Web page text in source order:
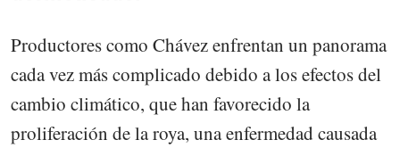
Productores como Chávez enfrentan un panorama
cada vez más complicado debido a los efectos del
cambio climático, que han favorecido la
proliferación de la roya, una enfermedad causada